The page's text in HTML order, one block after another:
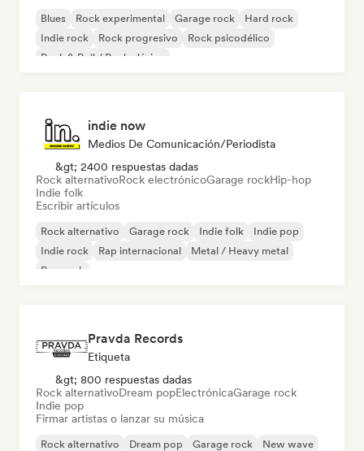
Blues Rock experimental Garage rock
Hard rock
Indie rock
Rock progresivo
Rock psicodélico
Rock & Roll / Rock clásico
indie now
Medios De Comunicación/Periodista
&gt; 2400 respuestas dadas
Rock alternativoRock electrónicoGarage rockHip-hop
Indie folk
Escribir artículos
Rock alternativo Garage rock Indie folk
Indie pop
Indie rock
Rap internacional
Metal / Heavy metal
Pop rock
Pravda Records
Etiqueta
&gt; 800 respuestas dadas
Rock alternativoDream popElectrónicaGarage rock
Indie pop
Firmar artistas o lanzar su música
Rock alternativo Dream pop Garage rock
New wave